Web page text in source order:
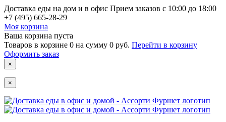
Доставка еды на дом и в офис Прием заказов с 10:00 до 18:00
+7 (495) 665-28-29
Моя корзина
Ваша корзина пуста
Товаров в корзине 0 на сумму 0 руб. Перейти в корзину
Оформить заказ
×
×